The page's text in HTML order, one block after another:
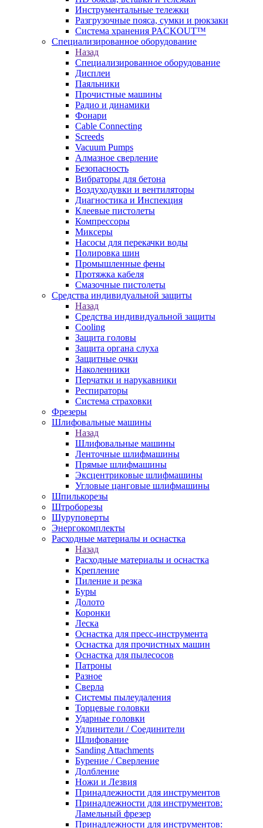
Инструментальные тележки
Разгрузочные пояса, сумки и рюкзаки
Система хранения PACKOUT™
Специализированное оборудование
Назад
Специализированное оборудование
Дисплеи
Паяльники
Прочистные машины
Радио и динамики
Фонари
Cable Connecting
Screeds
Vacuum Pumps
Алмазное сверление
Безопасность
Вибраторы для бетона
Воздуходувки и вентиляторы
Диагностика и Инспекция
Клеевые пистолеты
Компрессоры
Миксеры
Насосы для перекачки воды
Полировка шин
Промышленные фены
Протяжка кабеля
Смазочные пистолеты
Средства индивидуальной защиты
Назад
Средства индивидуальной защиты
Cooling
Защита головы
Защита органа слуха
Защитные очки
Наколенники
Перчатки и нарукавники
Респираторы
Система страховки
Фрезеры
Шлифовальные машины
Назад
Шлифовальные машины
Ленточные шлифмашины
Прямые шлифмашины
Эксцентриковые шлифмашины
Угловые цанговые шлифмашины
Шпилькорезы
Штроборезы
Шуруповерты
Энергокомплекты
Расходные материалы и оснастка
Назад
Расходные материалы и оснастка
Крепление
Пиление и резка
Буры
Долото
Коронки
Леска
Оснастка для пресс-инструмента
Оснастка для прочистных машин
Оснастка для пылесосов
Патроны
Разное
Сверла
Системы пылеудаления
Торцевые головки
Ударные головки
Удлинители / Соединители
Шлифование
Sanding Attachments
Бурение / Сверление
Долбление
Ножи и Лезвия
Принадлежности для инструментов
Принадлежности для инструментов:
Ламельный фрезер
Принадлежности для инструментов: